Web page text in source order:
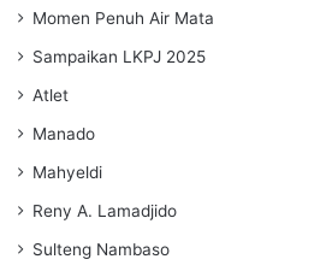
Momen Penuh Air Mata
Sampaikan LKPJ 2025
Atlet
Manado
Mahyeldi
Reny A. Lamadjido
Sulteng Nambaso